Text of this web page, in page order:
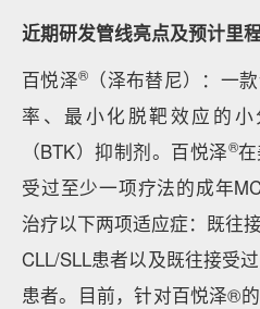
近期研发管线亮点及预计里
百悦泽®
（泽布替尼）：一
率、最小化脱靶效应的
（BTK）抑制剂。百悦泽®
受过至少一项疗法的成年
治疗以下两项适应症：既往
CLL/SLL患者以及既往接受
患者。目前，针对百悦泽®